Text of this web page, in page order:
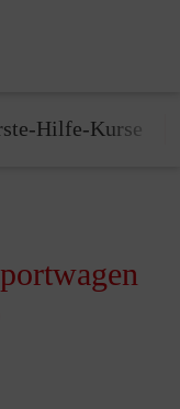
Hilfe-Kurse